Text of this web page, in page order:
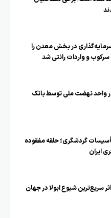
سرمایه‌گذاری در بخش معدن را
و واردات رانتی شد
مالی ۳۹۶ هزار واحد نهضت ملی توسط بانک
گردشگری؛ حلقه مفقوده
ایران